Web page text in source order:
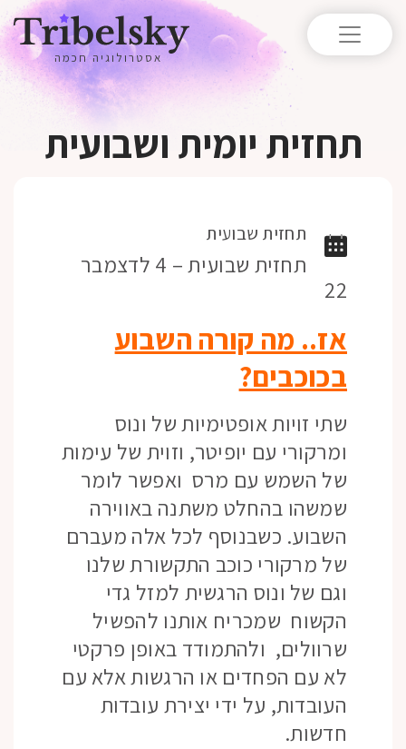
אסטרולוגיה חכמה
תחזית יומית ושבועית
תחזית שבועית
תחזית שבועית – 4 לדצמבר
22
אז.. מה קורה השבוע
בכוכבים?
שתי זויות אופטימיות של ונוס
ומרקורי עם יופיטר, וזוית של עימות
של השמש עם מרס ואפשר לומר
שמשהו בהחלט משתנה באווירה
השבוע. כשבנוסף לכל אלה מעברם
של מרקורי כוכב התקשורת שלנו
וגם של ונוס הרגשית למזל גדי
הקשוח שמכריח אותנו להפשיל
שרוולים, ולהתמודד באופן פרקטי
לא עם הפחדים או הרגשות אלא עם
העובדות, על ידי יצירת עובדות
חדשות.